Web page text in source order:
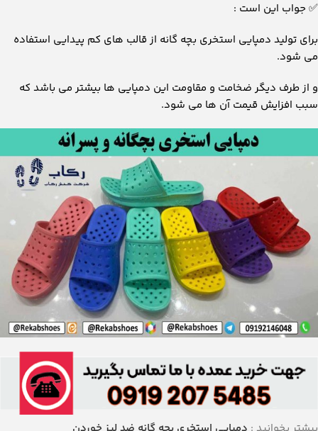
✅ جواب این است :
برای تولید دمپایی استخری بچه گانه از قالب های کم پیدایی استفاده
می شود.
و از طرف دیگر ضخامت و مقاومت این دمپایی ها بیشتر می باشد که
سبب افزایش قیمت آن ها می شود.